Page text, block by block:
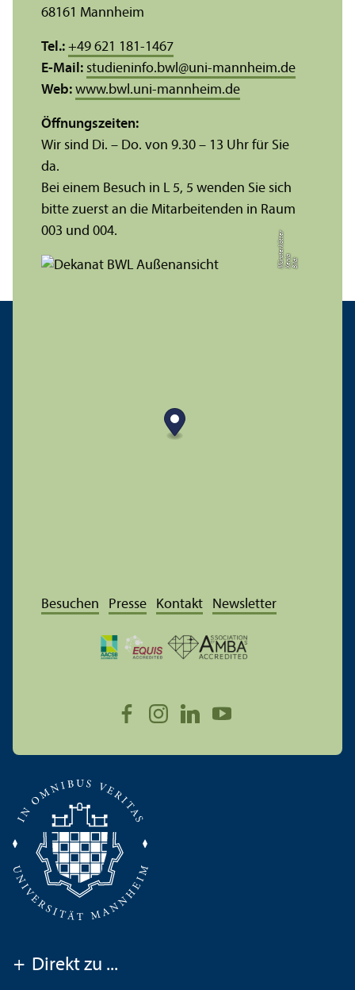
Bil
d:
X
e
ni
aM
ü
n
s
te
r
k
ö
t
t
e
r
68161 Mannheim
Tel.: +49 621 181-1467
E-Mail: studieninfo.bwl @uni-mannheim.de
Web: www.bwl.uni-mannheim.de
Öffnungs­zeiten:
Wir sind Di. – Do. von 9.30 – 13 Uhr für Sie
da.
Bei einem Besuch in L 5, 5 wenden Sie sich
bitte zuerst an die Mitarbeitenden in Raum
003 und 004.
Besuchen Presse Kontakt Newsletter
+ Direkt zu ...